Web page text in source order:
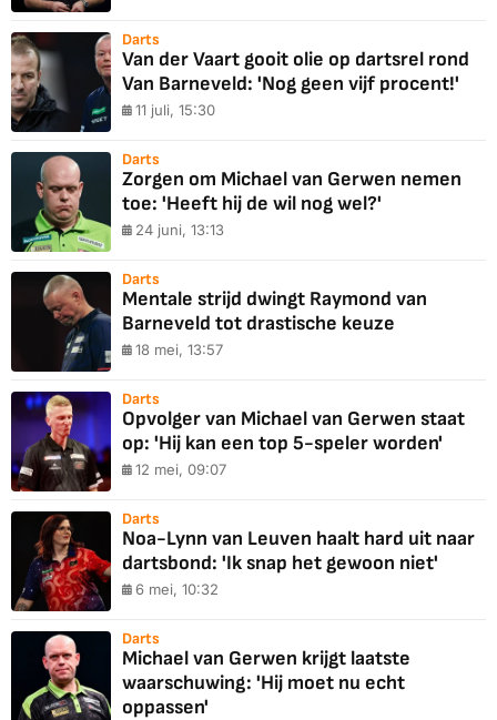
Darts
Van der Vaart gooit olie op dartsrel rond
Van Barneveld: 'Nog geen vijf procent!'
11 juli, 15:30
Darts
Zorgen om Michael van Gerwen nemen
toe: 'Heeft hij de wil nog wel?'
24 juni, 13:13
Darts
Mentale strijd dwingt Raymond van
Barneveld tot drastische keuze
18 mei, 13:57
Darts
Opvolger van Michael van Gerwen staat
op: 'Hij kan een top 5-speler worden'
12 mei, 09:07
Darts
Noa-Lynn van Leuven haalt hard uit naar
dartsbond: 'Ik snap het gewoon niet'
6 mei, 10:32
Darts
Michael van Gerwen krijgt laatste
waarschuwing: 'Hij moet nu echt
oppassen'